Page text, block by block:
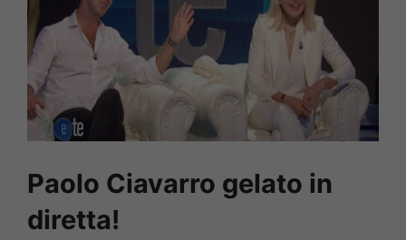
Paolo Ciavarro gelato in
diretta!